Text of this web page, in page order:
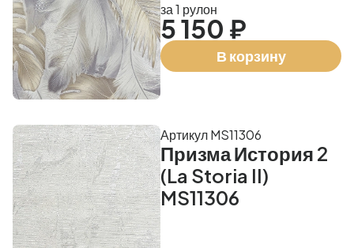
за 1 рулон
5 150 ₽
В корзину
Призма История 2
(La Storia II)
MS11306
Артикул MS11306